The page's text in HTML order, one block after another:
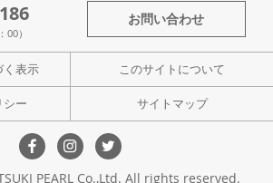
00）
お問い合わせ
く表示 このサイトについて
シー サイトマップ
PEARL Co.,Ltd. All rights reserved.